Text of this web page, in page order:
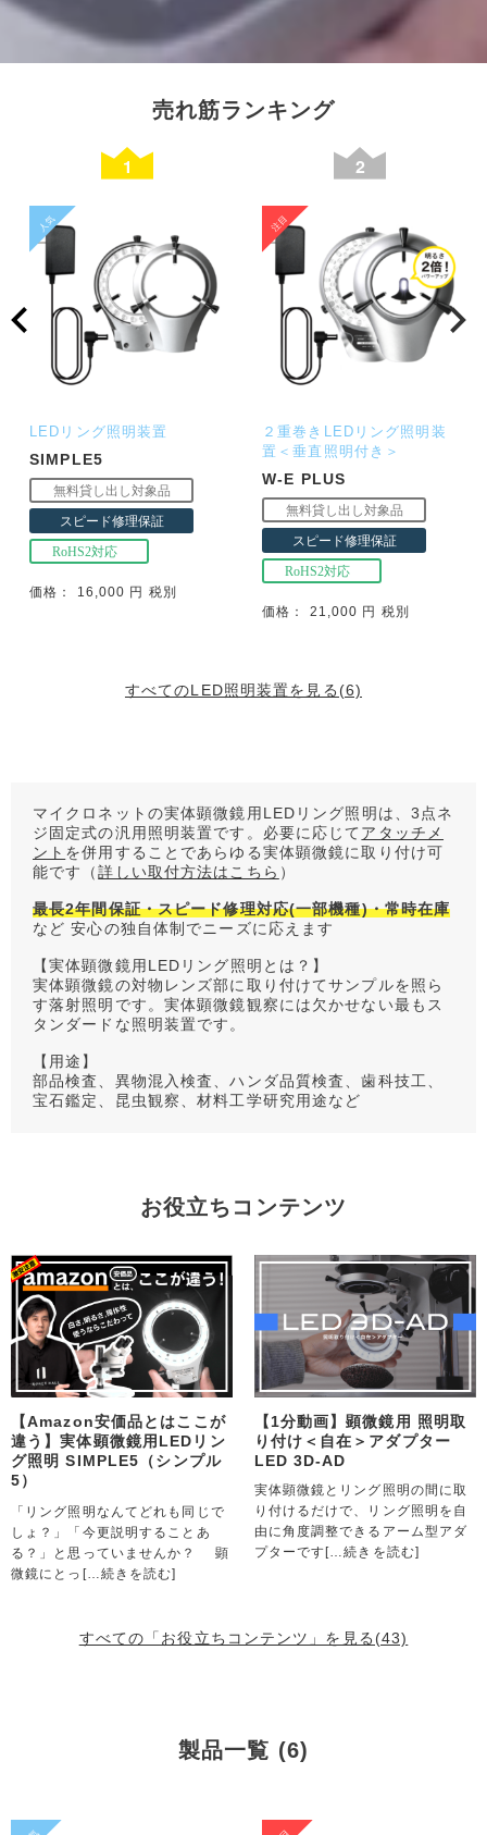
売れ筋ランキング
LEDリング照明装置
SIMPLE5
価格： 16,000 円 税別
２重巻きLEDリング照明装
置＜垂直照明付き＞
W-E PLUS
価格： 21,000 円 税別
すべてのLED照明装置を見る(6)
マイクロネットの実体顕微鏡用LEDリング照明は、3点ネ
ジ固定式の汎用照明装置です。必要に応じて アタッチメ
ント を併用することであらゆる実体顕微鏡に取り付け可
能です（詳しい取付方法はこちら ）
最長2年間保証・スピード修理対応(一部機種)・常時在庫
など 安心の独自体制でニーズに応えます
【実体顕微鏡用LEDリング照明とは？】
実体顕微鏡の対物レンズ部に取り付けてサンプルを照ら
す落射照明です。実体顕微鏡観察には欠かせない最もス
タンダードな照明装置です。
【用途】
部品検査、異物混入検査、ハンダ品質検査、歯科技工、
宝石鑑定、昆虫観察、材料工学研究用途など
お役立ちコンテンツ
【Amazon安価品とはここが
違う】実体顕微鏡用LEDリン
グ照明 SIMPLE5（シンプル
5）
「リング照明なんてどれも同じで
しょ？」「今更説明することあ
る？」と思っていませんか？ 顕
微鏡にとっ […続きを読む]
【1分動画】顕微鏡用 照明取
り付け＜自在＞アダプター
LED 3D-AD
実体顕微鏡とリング照明の間に取
り付けるだけで、リング照明を自
由に角度調整できるアーム型アダ
プターです […続きを読む]
すべての「お役立ちコンテンツ」を見る(43)
製品一覧 (6)